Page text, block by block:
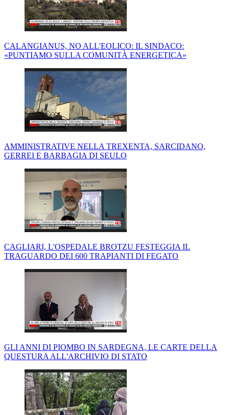
CALANGIANUS, NO ALL'EOLICO: IL SINDACO:
«PUNTIAMO SULLA COMUNITÀ ENERGETICA»
AMMINISTRATIVE NELLA TREXENTA, SARCIDANO,
GERREI E BARBAGIA DI SEULO
CAGLIARI, L'OSPEDALE BROTZU FESTEGGIA IL
TRAGUARDO DEI 600 TRAPIANTI DI FEGATO
GLI ANNI DI PIOMBO IN SARDEGNA, LE CARTE DELLA
QUESTURA ALL'ARCHIVIO DI STATO